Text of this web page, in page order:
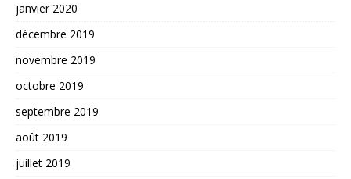
janvier 2020
décembre 2019
novembre 2019
octobre 2019
septembre 2019
août 2019
juillet 2019